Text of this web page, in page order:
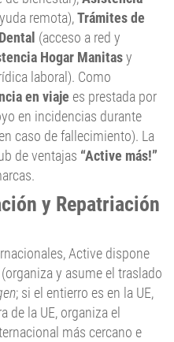
remota),Trámites de
(acceso a red y
Hogar Manitasy
laboral). Como
en viaje es prestada por
en incidencias durante
caso de fallecimiento). La
de ventajas “Active más!”
y Repatriación
Active dispone
(organiza y asume el traslado
; si el entierro es en la UE,
de la UE, organiza el
más cercano e